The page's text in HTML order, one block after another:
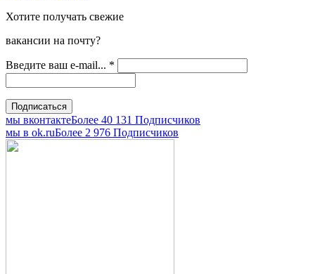
Хотите получать свежие
вакансии на почту?
Введите ваш e-mail... *
мы вконтактеБолее 40 131 Подписчиков
мы в оk.ruБолее 2 976 Подписчиков